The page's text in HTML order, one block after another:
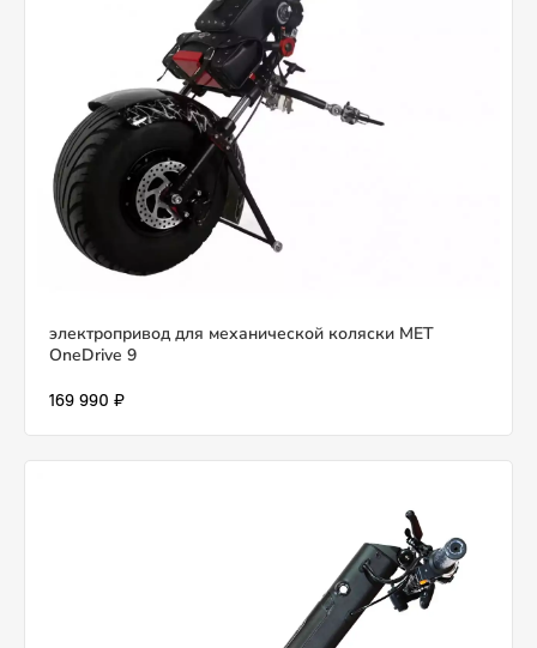
электропривод для механической коляски MET
OneDrive 9
169 990 ₽